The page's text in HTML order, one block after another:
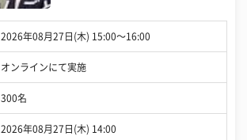
2026年08月27日(木) 15:00〜16:00
オンラインにて実施
300名
2026年08月27日(木) 14:00